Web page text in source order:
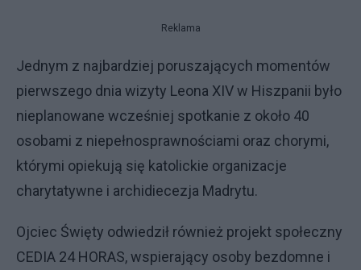
Reklama
Jednym z najbardziej poruszających momentów
pierwszego dnia wizyty Leona XIV w Hiszpanii było
nieplanowane wcześniej spotkanie z około 40
osobami z niepełnosprawnościami oraz chorymi,
którymi opiekują się katolickie organizacje
charytatywne i archidiecezja Madrytu.
Ojciec Święty odwiedził również projekt społeczny
CEDIA 24 HORAS, wspierający osoby bezdomne i